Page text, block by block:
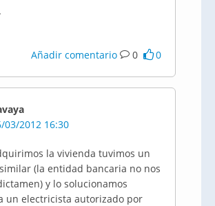
Añadir comentario 0 0
03/2012 16:30
la vivienda tuvimos un
(la entidad bancaria no nos
y lo solucionamos
un electricista autorizado por